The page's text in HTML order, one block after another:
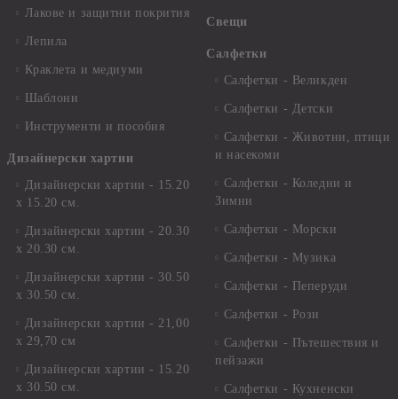
Лакове и защитни покрития
Лепила
Краклета и медиуми
Шаблони
Инструменти и пособия
Дизайнерски хартии
Дизайнерски хартии - 15.20
х 15.20 см.
Дизайнерски хартии - 20.30
х 20.30 см.
Дизайнерски хартии - 30.50
х 30.50 см.
Дизайнерски хартии - 21,00
х 29,70 см
Дизайнерски хартии - 15.20
x 30.50 см.
Свещи
Салфетки
Салфетки - Великден
Салфетки - Детски
Салфетки - Животни, птици
и насекоми
Салфетки - Коледни и
Зимни
Салфетки - Морски
Салфетки - Музика
Салфетки - Пеперуди
Салфетки - Рози
Салфетки - Пътешествия и
пейзажи
Салфетки - Кухненски